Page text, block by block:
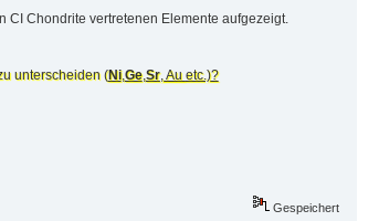
CI Chondrite vertretenen Elemente aufgezeigt.
unterscheiden (Ni,Ge,Sr, Au etc.)?
Gespeichert